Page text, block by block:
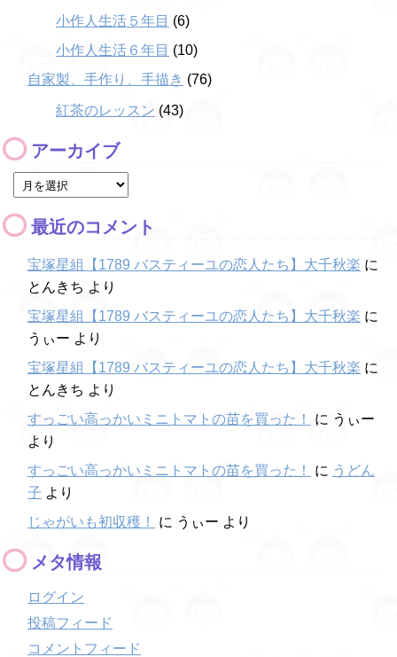
小作人生活５年目 (6)
小作人生活６年目 (10)
自家製、手作り、手描き (76)
紅茶のレッスン (43)
アーカイブ
最近のコメント
宝塚星組【1789 バスティーユの恋人たち】大千秋楽 に
とんきち より
宝塚星組【1789 バスティーユの恋人たち】大千秋楽 に
うぃー より
宝塚星組【1789 バスティーユの恋人たち】大千秋楽 に
とんきち より
すっごい高っかいミニトマトの苗を買った！
に うぃー
より
すっごい高っかいミニトマトの苗を買った！
に うどん
子 より
じゃがいも初収穫！
に うぃー より
メタ情報
ログイン
投稿フィード
コメントフィード